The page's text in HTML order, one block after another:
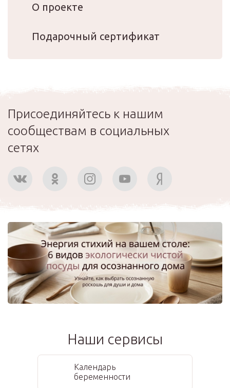
О проекте
Подарочный сертификат
Присоединяйтесь к нашим
сообществам в социальных
сетях
Наши сервисы
Календарь
беременности